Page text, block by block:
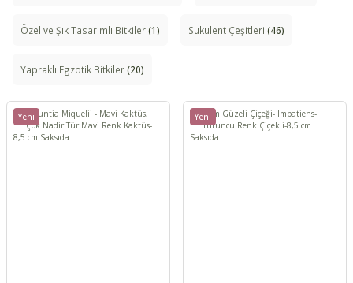
Özel ve Şık Tasarımlı Bitkiler(1) Sukulent Çeşitleri (46)
Yapraklı Egzotik Bitkiler(20)
Yeni Yeni